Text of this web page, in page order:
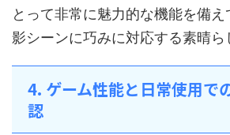
とって非常に魅力的な機能を備
影シーンに巧みに対応する素晴ら
4. ゲーム性能と日常使用で
認